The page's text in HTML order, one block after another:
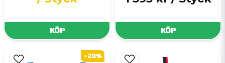
KÖP KÖP
-20%